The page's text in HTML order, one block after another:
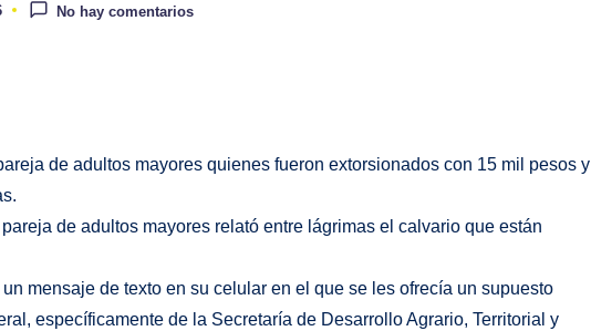
No hay comentarios
de adultos mayores quienes fueron extorsionados con 15 mil pesos y
de adultos mayores relató entre lágrimas el calvario que están
mensaje de texto en su celular en el que se les ofrecía un supuesto
específicamente de la Secretaría de Desarrollo Agrario, Territorial y